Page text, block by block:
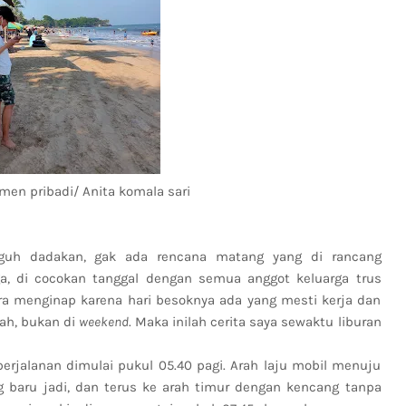
pribadi/ Anita komala sari
dadakan, gak ada rencana matang yang di rancang
di cocokan tanggal dengan semua anggot keluarga trus
menginap karena hari besoknya ada yang mesti kerja dan
bukan di weekend. Maka inilah cerita saya sewaktu liburan
dimulai pukul 05.40 pagi. Arah laju mobil menuju
baru jadi, dan terus ke arah timur dengan kencang tanpa